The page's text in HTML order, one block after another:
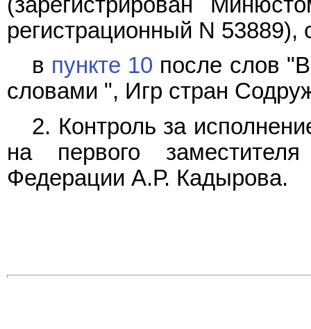
регистрационный N
в пункте 10 после слов
словами ", Игр стран
2. Контроль за
на первого
Федерации А.Р. Кадырова.